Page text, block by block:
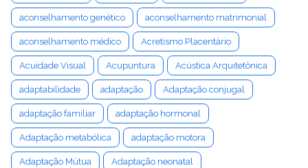
aconselhamento genético aconselhamento matrimonial
aconselhamento médico Acretismo Placentário
Acuidade Visual Acupuntura Acústica Arquitetônica
adaptabilidade adaptação Adaptação conjugal
adaptação familiar adaptação hormonal
Adaptação metabólica adaptação motora
Adaptação Mútua Adaptação neonatal